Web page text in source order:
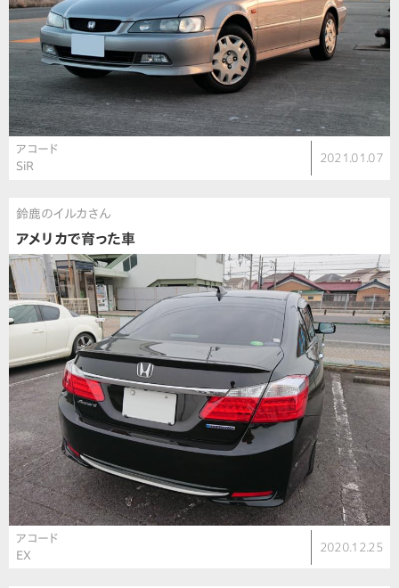
アコード
SiR
2021.01.07
鈴鹿のイルカさん
アメリカで育った車
アコード
EX
2020.12.25